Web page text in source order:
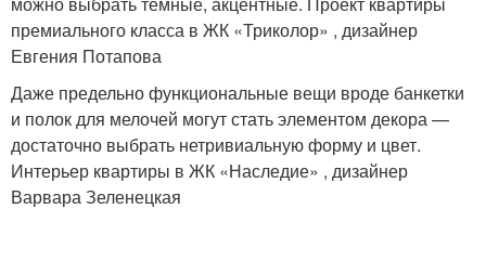
премиального класса в ЖК «Триколор» , дизайнер
Евгения Потапова
Даже предельно функциональные вещи вроде банкетки
и полок для мелочей могут стать элементом декора —
достаточно выбрать нетривиальную форму и цвет.
Интерьер квартиры в ЖК «Наследие» , дизайнер
Варвара Зеленецкая